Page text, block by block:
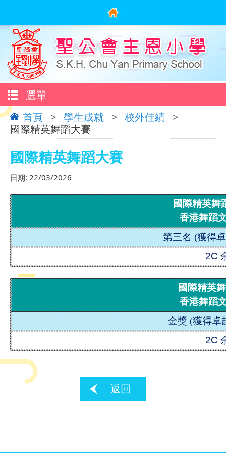
選單
首頁 > 學生成就 > 校外佳績 >
國際精英舞蹈大賽
國際精英舞蹈大賽
日期: 22/03/2026
國際精英舞
香港舞蹈
第三名 (獲得
2C
國際精英
香港舞蹈
金獎 (獲得卓
2C
返回